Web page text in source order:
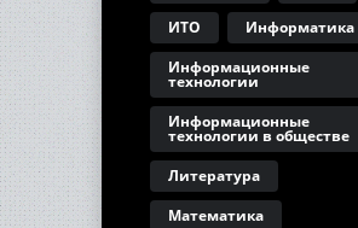
ИТО
Информатика
Информационные
технологии
Информационные
технологии в обществе
Литература
Математика